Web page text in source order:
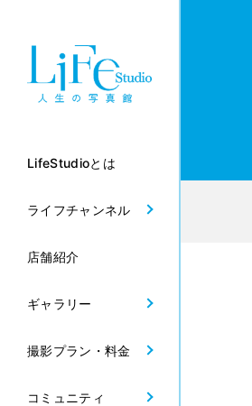
LifeStudioとは
ライフチャンネル
店舗紹介
ギャラリー
撮影プラン・料金
コミュニティ